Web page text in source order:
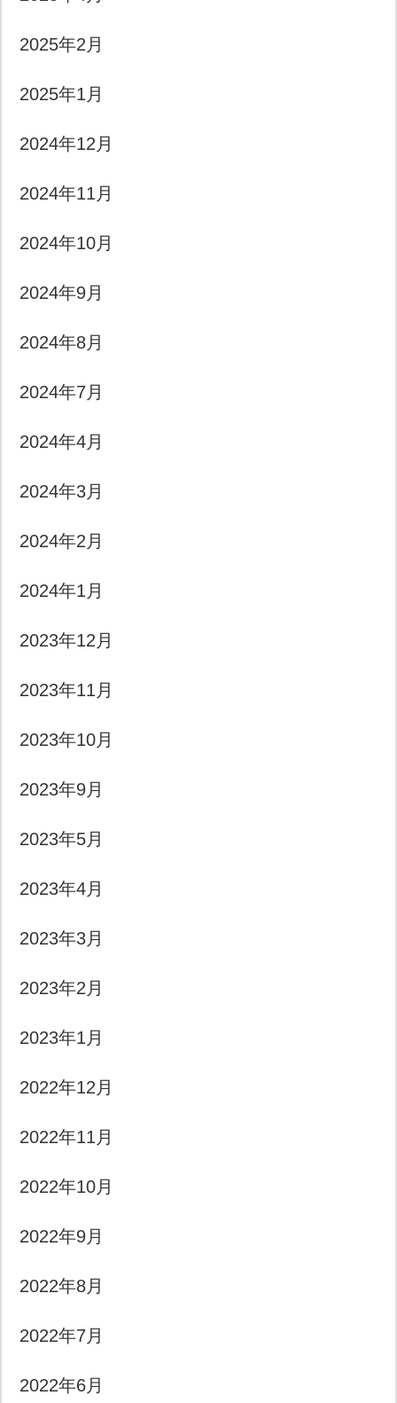
2025年2月
2025年1月
2024年12月
2024年11月
2024年10月
2024年9月
2024年8月
2024年7月
2024年4月
2024年3月
2024年2月
2024年1月
2023年12月
2023年11月
2023年10月
2023年9月
2023年5月
2023年4月
2023年3月
2023年2月
2023年1月
2022年12月
2022年11月
2022年10月
2022年9月
2022年8月
2022年7月
2022年6月